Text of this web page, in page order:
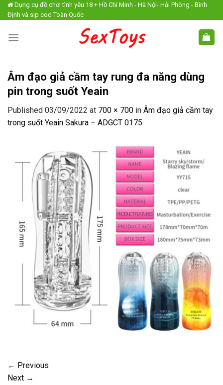
Skip
to
Dụng cụ đồ chơi tình yêu 18 + Hồ Chí Minh - Hà Nội- Hải Phòng - Bình
Định và sip cod Toàn Quốc
Âm đạo giả cầm tay rung đa năng dùng
pin trong suốt Yeain
Published 03/09/2022 at 700 × 700 in Âm đạo giả cầm tay
trong suốt Yeain Sakura – ADGCT 0175
← Previous
Next →